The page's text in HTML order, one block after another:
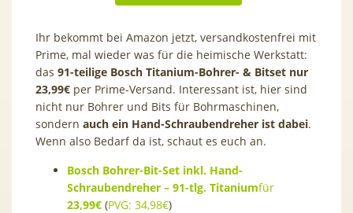
Ihr bekommt bei Amazon jetzt, versandkostenfrei mit
Prime, mal wieder was für die heimische Werkstatt:
das 91-teilige Bosch Titanium-Bohrer- & Bitset nur
23,99€ per Prime-Versand. Interessant ist, hier sind
nicht nur Bohrer und Bits für Bohrmaschinen,
sondern auch ein Hand-Schraubendreher ist dabei.
Wenn also Bedarf da ist, schaut es euch an.
Bosch Bohrer-Bit-Set inkl. Hand-
Schraubendreher – 91-tlg. Titaniumfür
23,99€ (PVG: 34,98€)